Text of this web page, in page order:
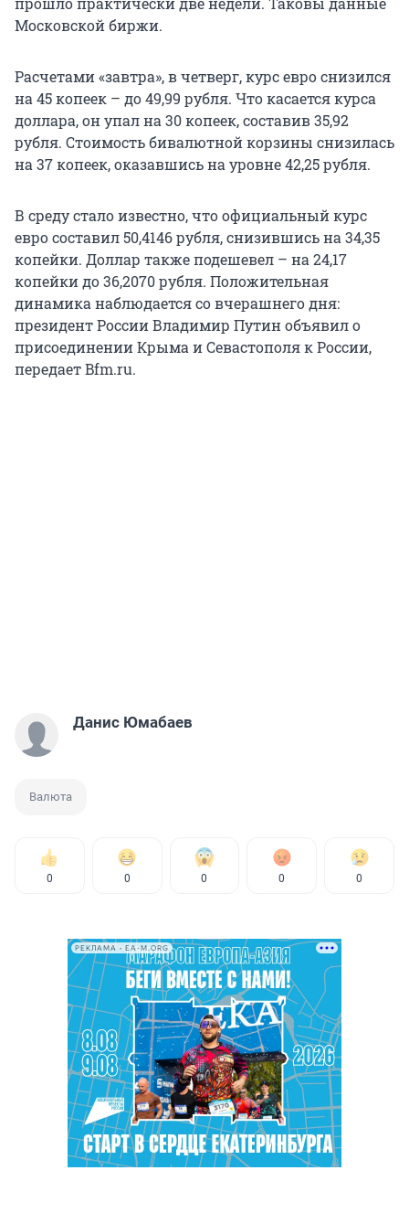
Московской биржи.
Расчетами «завтра», в четверг, курс евро снизился
на 45 копеек – до 49,99 рубля. Что касается курса
доллара, он упал на 30 копеек, составив 35,92
рубля. Стоимость бивалютной корзины снизилась
на 37 копеек, оказавшись на уровне 42,25 рубля.
В среду стало известно, что официальный курс
евро составил 50,4146 рубля, снизившись на 34,35
копейки. Доллар также подешевел – на 24,17
копейки до 36,2070 рубля. Положительная
динамика наблюдается со вчерашнего дня:
президент России Владимир Путин объявил о
присоединении Крыма и Севастополя к России,
передает Bfm.ru.
Данис Юмабаев
Валюта
0 0 0 0 0
РЕКЛАМА • EA-M.ORG